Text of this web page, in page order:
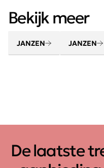
producten van JANZEN.
jouw favoriete
thuiskomen.
Bekijk meer
JANZEN JANZEN
De laatste